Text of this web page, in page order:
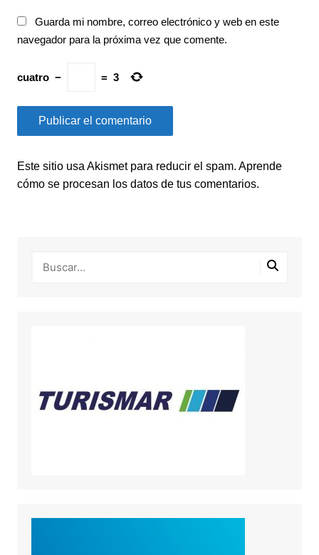
Guarda mi nombre, correo electrónico y web en este
navegador para la próxima vez que comente.
cuatro − = 3
Este sitio usa Akismet para reducir el spam. Aprende
cómo se procesan los datos de tus comentarios.